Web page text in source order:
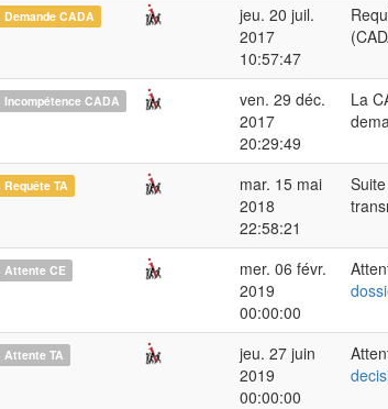
Demande CADA
jeu. 20 juil.
2017
10:57:47
Incompétence CADA
ven. 29 déc.
2017
20:29:49
La
Requête TA
mar. 15 mai
2018
22:58:21
Attente CE
mer. 06 févr.
2019
00:00:00
Attente TA
jeu. 27 juin
2019
00:00:00